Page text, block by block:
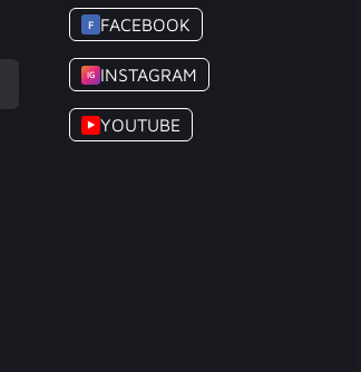
F FACEBOOK
IG INSTAGRAM
▶ YOUTUBE